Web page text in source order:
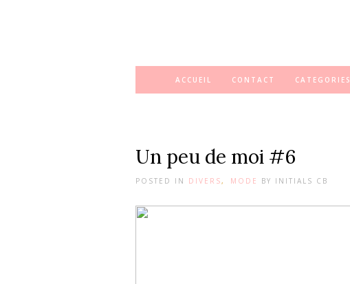
ACCUEIL CONTACT CATEGORIES
Un peu de moi #6
POSTED IN DIVERS, MODE BY INITIALS CB